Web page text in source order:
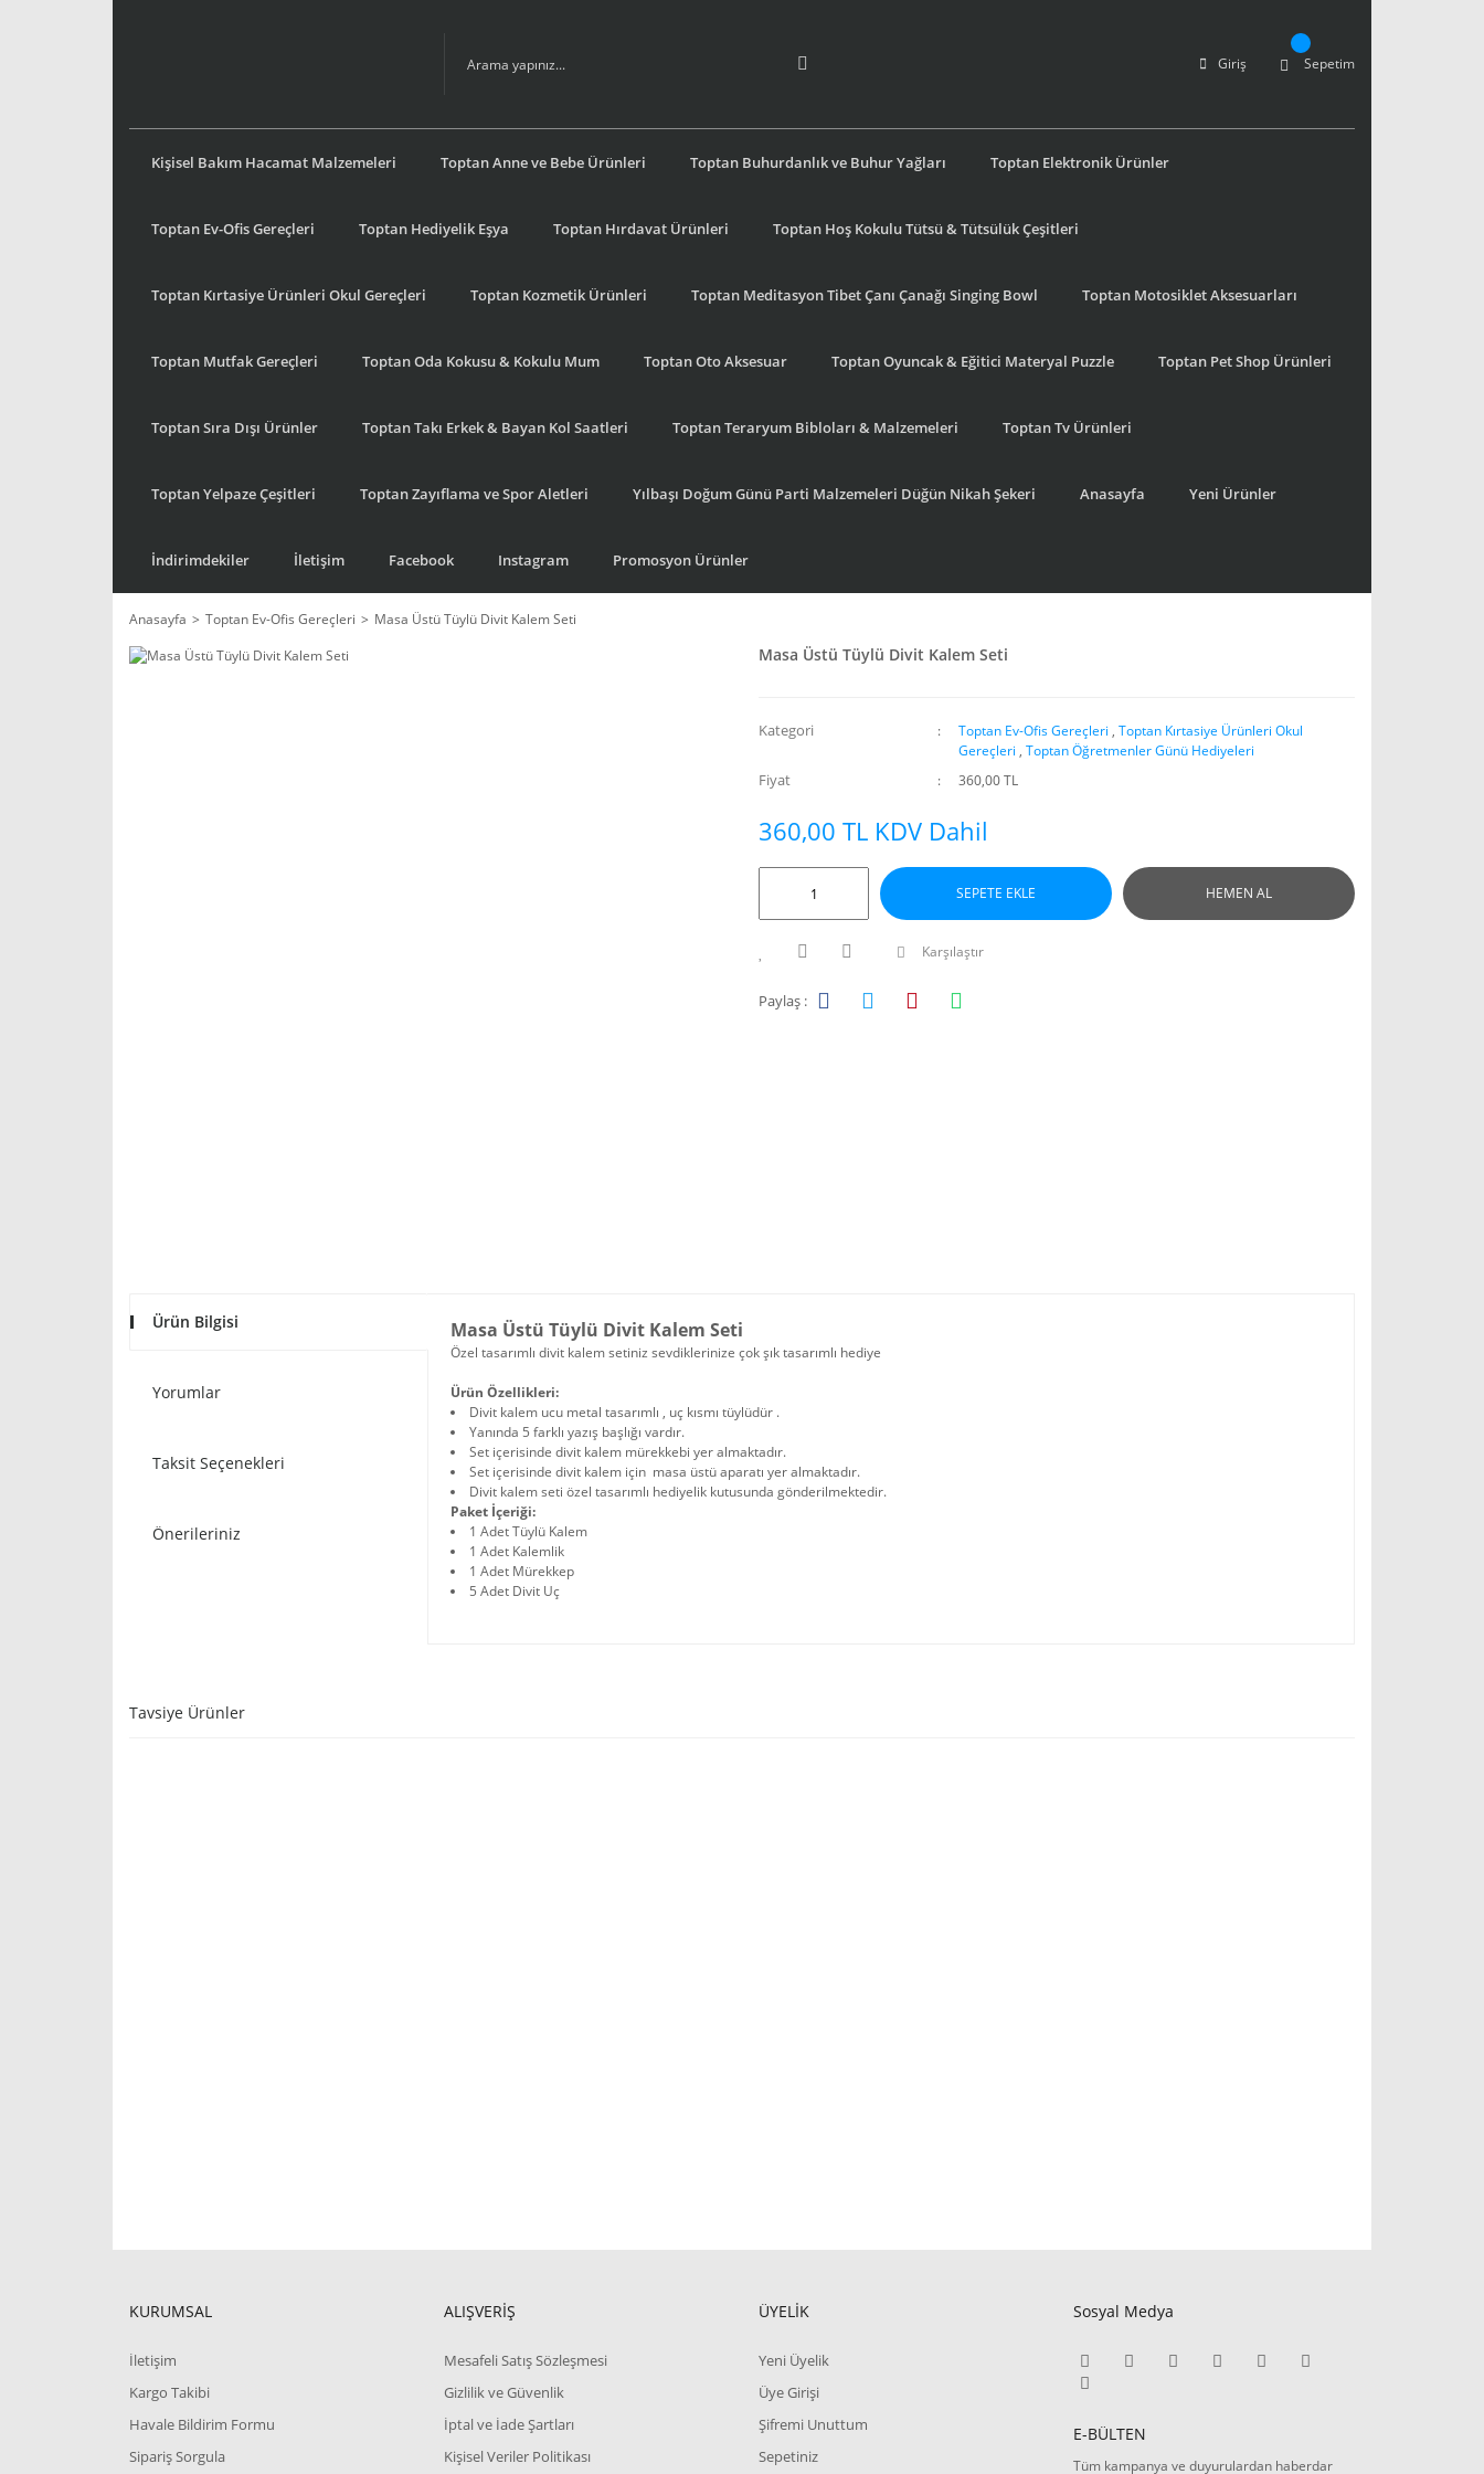
Giriş Sepetim
Kişisel Bakım Hacamat Malzemeleri Toptan Anne ve Bebe Ürünleri Toptan Buhurdanlık ve Buhur Yağları Toptan Elektronik Ürünler
Toptan Ev-Ofis Gereçleri Toptan Hediyelik Eşya Toptan Hırdavat Ürünleri Toptan Hoş Kokulu Tütsü & Tütsülük Çeşitleri
Toptan Kırtasiye Ürünleri Okul Gereçleri Toptan Kozmetik Ürünleri Toptan Meditasyon Tibet Çanı Çanağı Singing Bowl Toptan Motosiklet Aksesuarları
Toptan Mutfak Gereçleri Toptan Oda Kokusu & Kokulu Mum Toptan Oto Aksesuar Toptan Oyuncak & Eğitici Materyal Puzzle Toptan Pet Shop Ürünleri
Toptan Sıra Dışı Ürünler Toptan Takı Erkek & Bayan Kol Saatleri Toptan Teraryum Bibloları & Malzemeleri Toptan Tv Ürünleri
Toptan Yelpaze Çeşitleri Toptan Zayıflama ve Spor Aletleri Yılbaşı Doğum Günü Parti Malzemeleri Düğün Nikah Şekeri Anasayfa Yeni Ürünler
İndirimdekiler İletişim Facebook Instagram Promosyon Ürünler
Anasayfa Toptan Ev-Ofis Gereçleri Masa Üstü Tüylü Divit Kalem Seti
Masa Üstü Tüylü Divit Kalem Seti
Kategori Toptan Ev-Ofis Gereçleri , Toptan Kırtasiye Ürünleri Okul
Gereçleri , Toptan Öğretmenler Günü Hediyeleri
Fiyat 360,00 TL
360,00 TL KDV Dahil
SEPETE EKLE HEMEN AL
Karşılaştır
Paylaş :
Ürün Bilgisi
Yorumlar
Taksit Seçenekleri
Önerileriniz
Masa Üstü Tüylü Divit Kalem Seti
Özel tasarımlı divit kalem setiniz sevdiklerinize çok şık tasarımlı hediye
Ürün Özellikleri:
Divit kalem ucu metal tasarımlı , uç kısmı tüylüdür .
Yanında 5 farklı yazış başlığı vardır.
Set içerisinde divit kalem mürekkebi yer almaktadır.
Set içerisinde divit kalem için masa üstü aparatı yer almaktadır.
Divit kalem seti özel tasarımlı hediyelik kutusunda gönderilmektedir.
Paket İçeriği:
1 Adet Tüylü Kalem
1 Adet Kalemlik
1 Adet Mürekkep
5 Adet Divit Uç
Tavsiye Ürünler
KURUMSAL
İletişim
Kargo Takibi
Havale Bildirim Formu
Sipariş Sorgula
ALIŞVERİŞ
Mesafeli Satış Sözleşmesi
Gizlilik ve Güvenlik
İptal ve İade Şartları
Kişisel Veriler Politikası
ÜYELİK
Yeni Üyelik
Üye Girişi
Şifremi Unuttum
Sepetiniz
Sosyal Medya
E-BÜLTEN
Tüm kampanya ve duyurulardan haberdar